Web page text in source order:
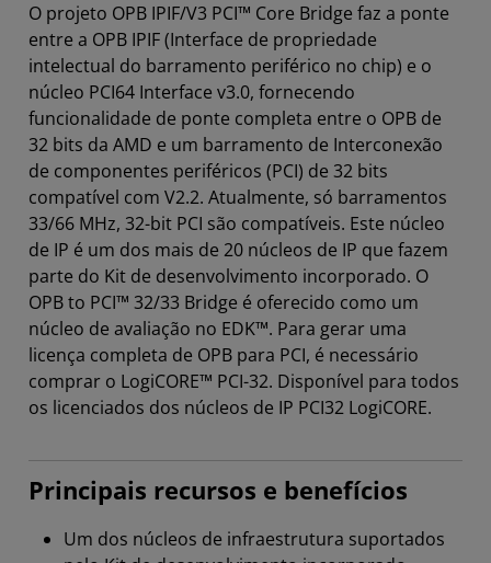
O projeto OPB IPIF/V3 PCI™ Core Bridge faz a ponte
entre a OPB IPIF (Interface de propriedade
intelectual do barramento periférico no chip) e o
núcleo PCI64 Interface v3.0, fornecendo
funcionalidade de ponte completa entre o OPB de
32 bits da AMD e um barramento de Interconexão
de componentes periféricos (PCI) de 32 bits
compatível com V2.2. Atualmente, só barramentos
33/66 MHz, 32-bit PCI são compatíveis. Este núcleo
de IP é um dos mais de 20 núcleos de IP que fazem
parte do Kit de desenvolvimento incorporado. O
OPB to PCI™ 32/33 Bridge é oferecido como um
núcleo de avaliação no EDK™. Para gerar uma
licença completa de OPB para PCI, é necessário
comprar o LogiCORE™ PCI-32. Disponível para todos
os licenciados dos núcleos de IP PCI32 LogiCORE.
Principais recursos e benefícios
Um dos núcleos de infraestrutura suportados